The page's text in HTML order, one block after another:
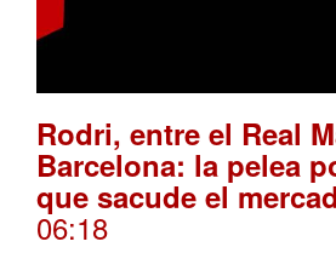
Rodri, entre el Real
Barcelona: la pelea
que sacude el
06:18